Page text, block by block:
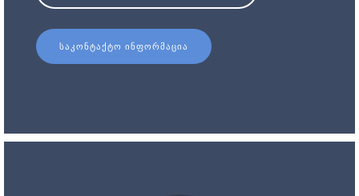
ᲡᲐᲙᲝᲜᲢᲐᲥᲢᲝ ᲘᲜᲤᲝᲠᲛᲐᲪᲘᲐ